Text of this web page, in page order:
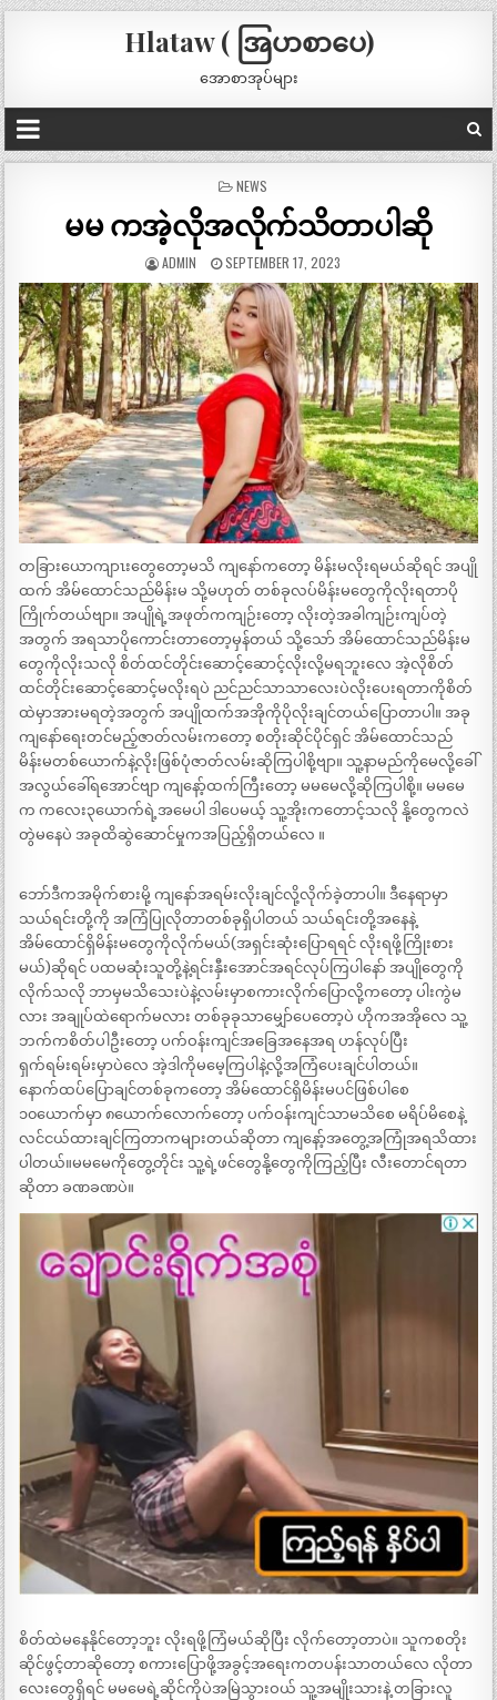
Hlataw ( အြပာစာပေ)
အောစာအုပ်များ
POSTED
NEWS
မမ ကအဲ့လိုအလိုက်သိတာပါဆို
ADMIN SEPTEMBER 17, 2023
တခြားယောကျာၤးတွေတော့မသိ ကျနော်ကတော့ မိန်းမလိုးရမယ်ဆိုရင် အပျို
ထက် အိမ်ထောင်သည်မိန်းမ သို့မဟုတ် တစ်ခုလပ်မိန်းမတွေကိုလိုးရတာပို
ကြိုက်တယ်ဗျာ။ အပျိုရဲ့အဖုတ်ကကျဉ်းတော့ လိုးတဲ့အခါကျဉ်းကျပ်တဲ့
အတွက် အရသာပိုကောင်းတာတော့မှန်တယ် သို့သော် အိမ်ထောင်သည်မိန်းမ
တွေကိုလိုးသလို စိတ်ထင်တိုင်းဆောင့်ဆောင့်လိုးလို့မရဘူးလေ အဲ့လိုစိတ်
ထင်တိုင်းဆောင့်ဆောင့်မလိုးရပဲ ညင်ညင်သာသာလေးပဲလိုးပေးရတာကိုစိတ်
ထဲမှာအားမရတဲ့အတွက် အပျိုထက်အအိုကိုပိုလိုးချင်တယ်ပြောတာပါ။ အခု
ကျနော်ရေးတင်မည့်ဇာတ်လမ်းကတော့ စတိုးဆိုင်ပိုင်ရှင် အိမ်ထောင်သည်
မိန်းမတစ်ယောက်နဲ့လိုးဖြစ်ပုံဇာတ်လမ်းဆိုကြပါစို့ဗျာ။ သူ့နာမည်ကိုမေလို့ခေါ်
အလွယ်ခေါ်ရအောင်ဗျာ ကျနော့်ထက်ကြီးတော့ မမမေလို့ဆိုကြပါစို့။ မမမေ
က ကလေး၃ယောက်ရဲ့အမေပါ ဒါပေမယ့် သူ့အိုးကတောင့်သလို နို့တွေကလဲ
တွဲမနေပဲ အခုထိဆွဲဆောင်မှုကအပြည့်ရှိတယ်လေ ။
ဘော်ဒီကအမိုက်စားမို့ ကျနော်အရမ်းလိုးချင်လို့လိုက်ခဲ့တာပါ။ ဒီနေရာမှာ
သယ်ရင်းတို့ကို အကြံပြုလိုတာတစ်ခုရှိပါတယ် သယ်ရင်းတို့အနေနဲ့
အိမ်ထောင်ရှိမိန်းမတွေကိုလိုက်မယ်(အရှင်းဆုံးပြောရရင် လိုးရဖို့ကြိုးစား
မယ်)ဆိုရင် ပထမဆုံးသူတို့နဲ့ရင်းနှီးအောင်အရင်လုပ်ကြပါနော် အပျိုတွေကို
လိုက်သလို ဘာမှမသိသေးပဲနဲ့လမ်းမှာစကားလိုက်ပြောလို့ကတော့ ပါးကွဲမ
လား အချုပ်ထဲရောက်မလား တစ်ခုခုသာမျှော်ပေတော့ပဲ ဟိုကအအိုလေ သူ့
ဘက်ကစိတ်ပါဦးတော့ ပက်ဝန်းကျင်အခြေအနေအရ ဟန်လုပ်ပြီး
ရှက်ရမ်းရမ်းမှာပဲလေ အဲ့ဒါကိုမမေ့ကြပါနဲ့လို့အကြံပေးချင်ပါတယ်။
နောက်ထပ်ပြောချင်တစ်ခုကတော့ အိမ်ထောင်ရှိမိန်းမပင်ဖြစ်ပါစေ
၁၀ယောက်မှာ ၈ယောက်လောက်တော့ ပက်ဝန်းကျင်သာမသိစေ မရိပ်မိစေနဲ့
လင်ငယ်ထားချင်ကြတာကများတယ်ဆိုတာ ကျနော့်အတွေ့အကြုံအရသိထား
ပါတယ်။မမမေကိုတွေ့တိုင်း သူ့ရဲ့ဖင်တွေနို့တွေကိုကြည့်ပြီး လီးတောင်ရတာ
ဆိုတာ ခဏခဏပဲ။
စိတ်ထဲမနေနိုင်တော့ဘူး လိုးရဖို့ကြံမယ်ဆိုပြီး လိုက်တော့တာပဲ။ သူကစတိုး
ဆိုင်ဖွင့်တာဆိုတော့ စကားပြောဖို့အခွင့်အရေးကတပန်းသာတယ်လေ လိုတာ
လေးတွေရှိရင် မမမေရဲ့ဆိုင်ကိုပဲအမြဲသွားဝယ် သူ့အမျိုးသားနဲ့ တခြားလူ